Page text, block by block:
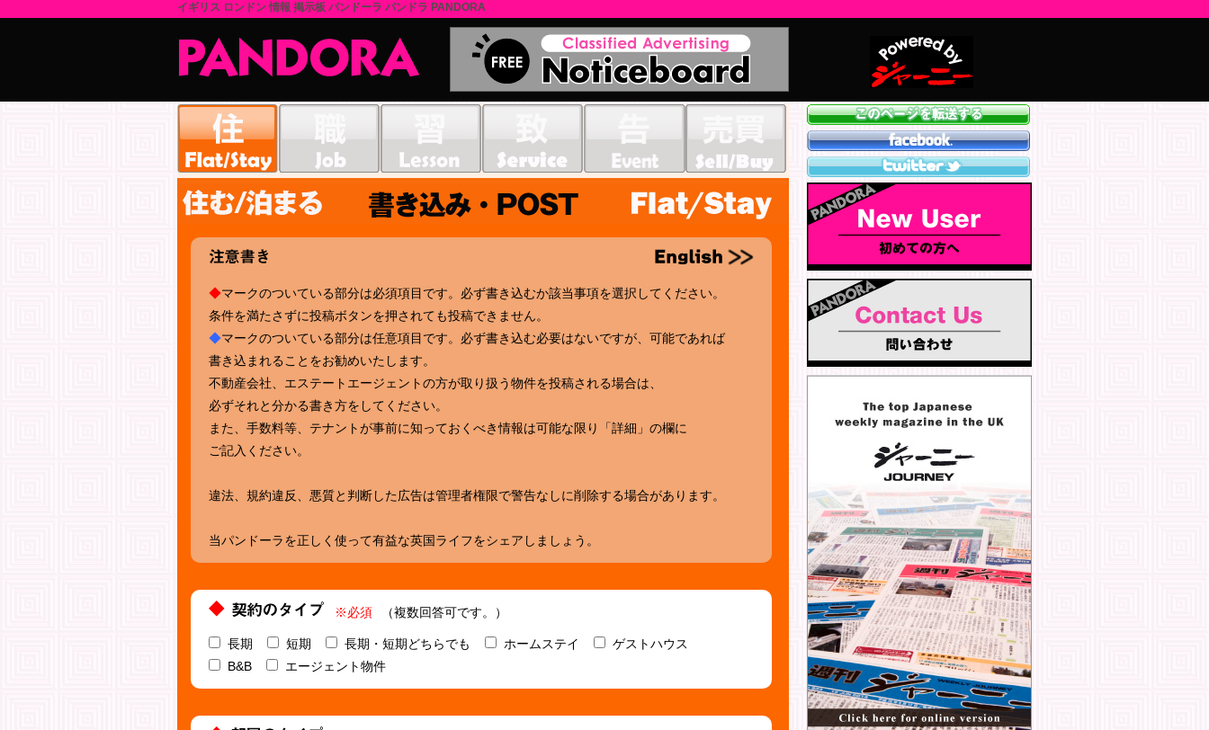
イギリス ロンドン 情報 掲示板 パンドーラ パンドラ PANDORA
◆マークのついている部分は必須項目です。必ず書き込むか該当事項を選択してください。
条件を満たさずに投稿ボタンを押されても投稿できません。
◆マークのついている部分は任意項目です。必ず書き込む必要はないですが、可能であれば
書き込まれることをお勧めいたします。
不動産会社、エステートエージェントの方が取り扱う物件を投稿される場合は、
必ずそれと分かる書き方をしてください。
また、手数料等、テナントが事前に知っておくべき情報は可能な限り「詳細」の欄に
ご記入ください。
違法、規約違反、悪質と判断した広告は管理者権限で警告なしに削除する場合があります。
当パンドーラを正しく使って有益な英国ライフをシェアしましょう。
※必須 （複数回答可です。）
長期 短期 長期・短期どちらでも ホームステイ
ゲストハウス
B&B
エージェント物件